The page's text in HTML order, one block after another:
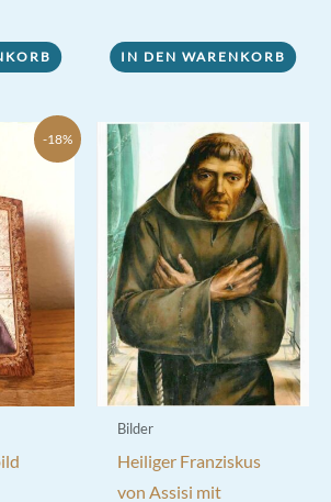
IN DEN WARENKORB
-18%
Bilder
Heiliger Franziskus
von Assisi mit